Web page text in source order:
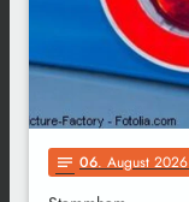
notes 06. August